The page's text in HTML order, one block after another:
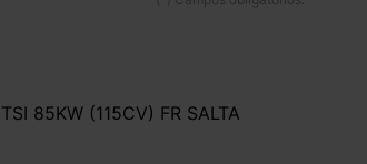
85KW (115CV) FR SALTA